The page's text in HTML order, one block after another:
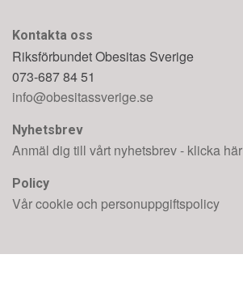
Kontakta oss
Riksförbundet Obesitas Sverige
073-687 84 51
info@obesitassverige.se
Nyhetsbrev
Anmäl dig till vårt nyhetsbrev - klicka här
Policy
Vår cookie och personuppgiftspolicy